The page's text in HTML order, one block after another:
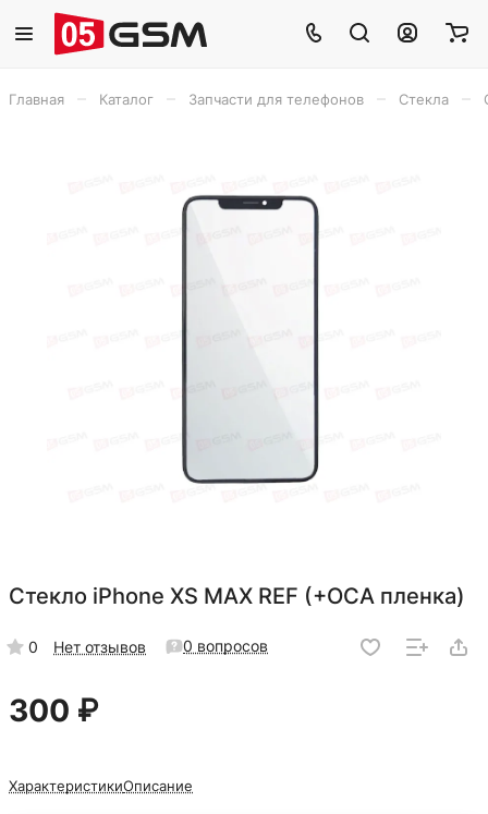
Главная Каталог Запчасти для телефонов Стекла
Стекло iPhone XS MAX REF (+OCA пленка)
0 Нет отзывов 0 вопросов
300 ₽
ХарактеристикиОписание